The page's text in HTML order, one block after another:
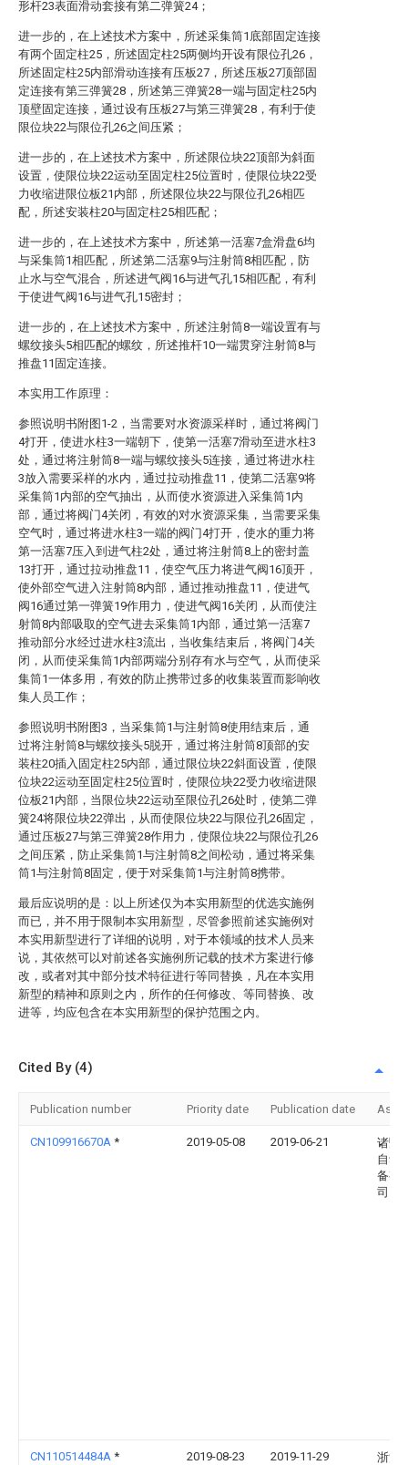
形杆23表面滑动套接有第二弹簧24；
进一步的，在上述技术方案中，所述采集筒1底部固定连接
有两个固定柱25，所述固定柱25两侧均开设有限位孔26，
所述固定柱25内部滑动连接有压板27，所述压板27顶部固
定连接有第三弹簧28，所述第三弹簧28一端与固定柱25内
顶壁固定连接，通过设有压板27与第三弹簧28，有利于使
限位块22与限位孔26之间压紧；
进一步的，在上述技术方案中，所述限位块22顶部为斜面
设置，使限位块22运动至固定柱25位置时，使限位块22受
力收缩进限位板21内部，所述限位块22与限位孔26相匹
配，所述安装柱20与固定柱25相匹配；
进一步的，在上述技术方案中，所述第一活塞7盒滑盘6均
与采集筒1相匹配，所述第二活塞9与注射筒8相匹配，防
止水与空气混合，所述进气阀16与进气孔15相匹配，有利
于使进气阀16与进气孔15密封；
进一步的，在上述技术方案中，所述注射筒8一端设置有与
螺纹接头5相匹配的螺纹，所述推杆10一端贯穿注射筒8与
推盘11固定连接。
本实用工作原理：
参照说明书附图1-2，当需要对水资源采样时，通过将阀门
4打开，使进水柱3一端朝下，使第一活塞7滑动至进水柱3
处，通过将注射筒8一端与螺纹接头5连接，通过将进水柱
3放入需要采样的水内，通过拉动推盘11，使第二活塞9将
采集筒1内部的空气抽出，从而使水资源进入采集筒1内
部，通过将阀门4关闭，有效的对水资源采集，当需要采集
空气时，通过将进水柱3一端的阀门4打开，使水的重力将
第一活塞7压入到进气柱2处，通过将注射筒8上的密封盖
13打开，通过拉动推盘11，使空气压力将进气阀16顶开，
使外部空气进入注射筒8内部，通过推动推盘11，使进气
阀16通过第一弹簧19作用力，使进气阀16关闭，从而使注
射筒8内部吸取的空气进去采集筒1内部，通过第一活塞7
推动部分水经过进水柱3流出，当收集结束后，将阀门4关
闭，从而使采集筒1内部两端分别存有水与空气，从而使采
集筒1一体多用，有效的防止携带过多的收集装置而影响收
集人员工作；
参照说明书附图3，当采集筒1与注射筒8使用结束后，通
过将注射筒8与螺纹接头5脱开，通过将注射筒8顶部的安
装柱20插入固定柱25内部，通过限位块22斜面设置，使限
位块22运动至固定柱25位置时，使限位块22受力收缩进限
位板21内部，当限位块22运动至限位孔26处时，使第二弹
簧24将限位块22弹出，从而使限位块22与限位孔26固定，
通过压板27与第三弹簧28作用力，使限位块22与限位孔26
之间压紧，防止采集筒1与注射筒8之间松动，通过将采集
筒1与注射筒8固定，便于对采集筒1与注射筒8携带。
最后应说明的是：以上所述仅为本实用新型的优选实施例
而已，并不用于限制本实用新型，尽管参照前述实施例对
本实用新型进行了详细的说明，对于本领域的技术人员来
说，其依然可以对前述各实施例所记载的技术方案进行修
改，或者对其中部分技术特征进行等同替换，凡在本实用
新型的精神和原则之内，所作的任何修改、等同替换、改
进等，均应包含在本实用新型的保护范围之内。
Cited By (4)
Publication number Priority date Publication date
CN109916670A * 2019-05-08 2019-06-21
诸暨
自动
备有
司
CN110514484A * 2019-08-23 2019-11-29 浙江